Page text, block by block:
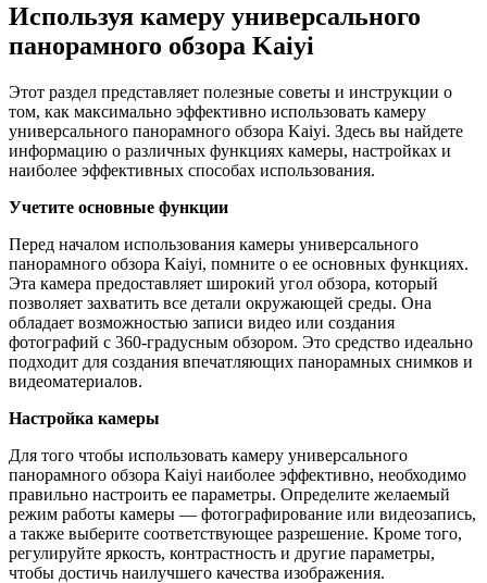
Используя камеру универсального
панорамного обзора Kaiyi
Этот раздел представляет полезные советы и инструкции о
том, как максимально эффективно использовать камеру
универсального панорамного обзора Kaiyi. Здесь вы найдете
информацию о различных функциях камеры, настройках и
наиболее эффективных способах использования.
Учетите основные функции
Перед началом использования камеры универсального
панорамного обзора Kaiyi, помните о ее основных функциях.
Эта камера предоставляет широкий угол обзора, который
позволяет захватить все детали окружающей среды. Она
обладает возможностью записи видео или создания
фотографий с 360-градусным обзором. Это средство идеально
подходит для создания впечатляющих панорамных снимков и
видеоматериалов.
Настройка камеры
Для того чтобы использовать камеру универсального
панорамного обзора Kaiyi наиболее эффективно, необходимо
правильно настроить ее параметры. Определите желаемый
режим работы камеры — фотографирование или видеозапись,
а также выберите соответствующее разрешение. Кроме того,
регулируйте яркость, контрастность и другие параметры,
чтобы достичь наилучшего качества изображения.